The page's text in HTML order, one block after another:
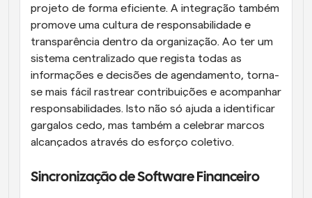
projeto de forma eficiente. A integração também
promove uma cultura de responsabilidade e
transparência dentro da organização. Ao ter um
sistema centralizado que regista todas as
informações e decisões de agendamento, torna-
se mais fácil rastrear contribuições e acompanhar
responsabilidades. Isto não só ajuda a identificar
gargalos cedo, mas também a celebrar marcos
alcançados através do esforço coletivo.
Sincronização de Software Financeiro